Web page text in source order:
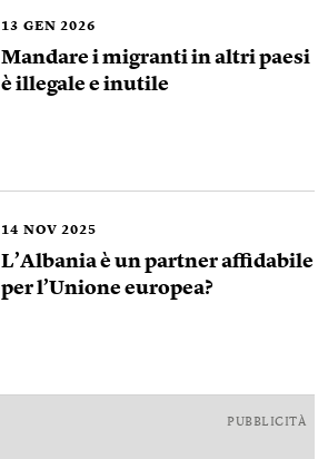
13 GEN 2026
Mandare i migranti in altri paesi
è illegale e inutile
14 NOV 2025
L’Albania è un partner affidabile
per l’Unione europea?
PUBBLICITÀ